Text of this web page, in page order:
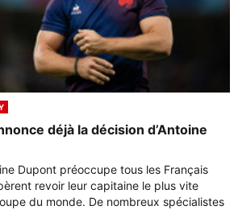
déjà la décision d’Antoine
Dupont préoccupe tous les Français
revoir leur capitaine le plus vite
du monde. De nombreux spécialistes